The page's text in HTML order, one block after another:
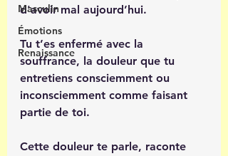
Masculin
Émotions
Renaissance
d'avoir mal aujourd’hui.
Tu t’es enfermé avec la
souffrance, la douleur que tu
entretiens consciemment ou
inconsciemment comme faisant
partie de toi.
Cette douleur te parle, raconte